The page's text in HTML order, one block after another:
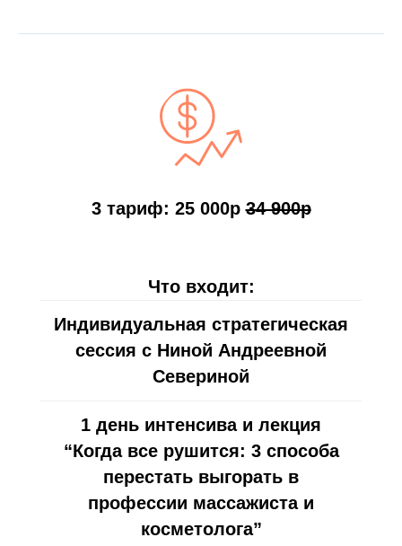
3 тариф: 25 000р34 900р
Что входит:
Индивидуальная стратегическая
сессия с Ниной Андреевной
Севериной
1 день интенсива и лекция
“Когда все рушится: 3 способа
перестать выгорать в
профессии массажиста и
косметолога”
Северина Нина Андреевна
массажа и кинезиологии в СПб
Дипломированный преподаватель
с общим стажем 23 года